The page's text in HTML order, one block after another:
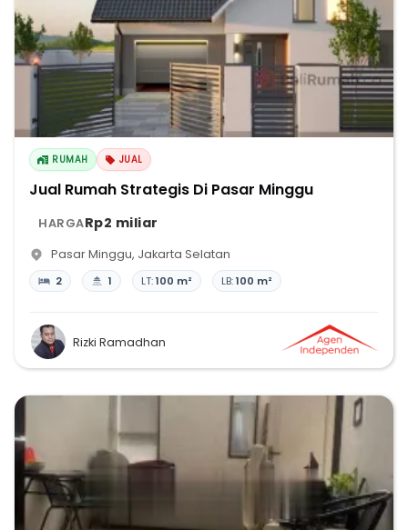
RUMAH JUAL
Jual Rumah Strategis Di Pasar Minggu
HARGARp2 miliar
Pasar Minggu, Jakarta Selatan
2 1 LT:100 m² LB:100 m²
Rizki Ramadhan